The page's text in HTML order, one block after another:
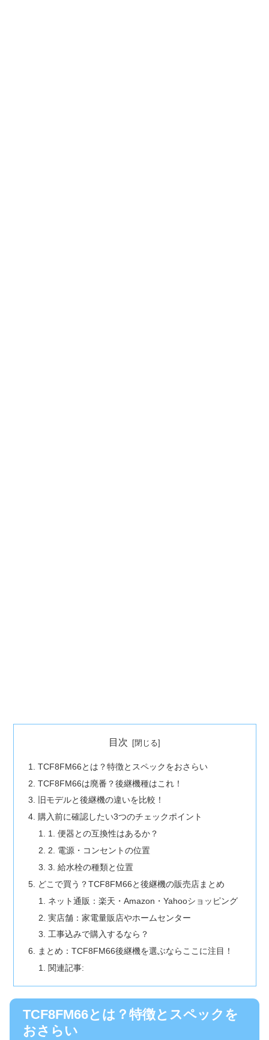
目次
TCF8FM66とは？特徴とスペックをおさらい
TCF8FM66は廃番？後継機種はこれ！
旧モデルと後継機の違いを比較！
購入前に確認したい3つのチェックポイント
1. 便器との互換性はあるか？
2. 電源・コンセントの位置
3. 給水栓の種類と位置
どこで買う？TCF8FM66と後継機の販売店まとめ
ネット通販：楽天・Amazon・Yahooショッピング
実店舗：家電量販店やホームセンター
工事込みで購入するなら？
まとめ：TCF8FM66後継機を選ぶならここに注目！
関連記事:
TCF8FM66とは？特徴とスペックを
おさらい